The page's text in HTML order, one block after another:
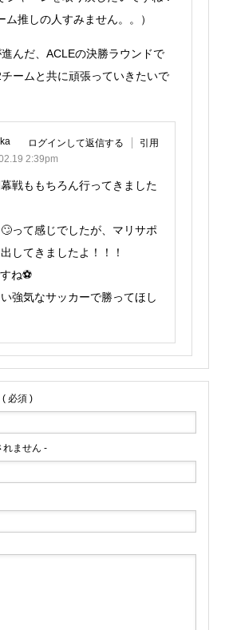
ム推しの人すみません。。）
んだ、ACLEの決勝ラウンドで
ームと共に頑張っていきたいで
2:39pm
ログインして返信する 引用
戦ももちろん行ってきました
って感じでしたが、マリサポ
してきましたよ！！！
ね⚽️
強気なサッカーで勝ってほし
( 必須 )
れません -